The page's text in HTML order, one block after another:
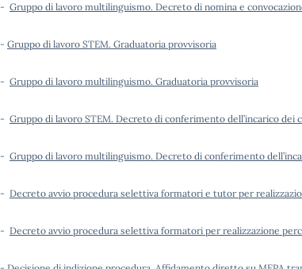
- Gruppo di lavoro multilinguismo. Decreto di nomina e
- Gruppo di lavoro STEM. Graduatoria provvisoria
- Gruppo di lavoro multilinguismo. Graduatoria provvisoria
- Gruppo di lavoro STEM. Decreto di conferimento dell’incarico dei
- Gruppo di lavoro multilinguismo. Decreto di conferimento
- Decreto avvio procedura selettiva formatori e tutor per
- Decreto avvio procedura selettiva formatori per realizzazione